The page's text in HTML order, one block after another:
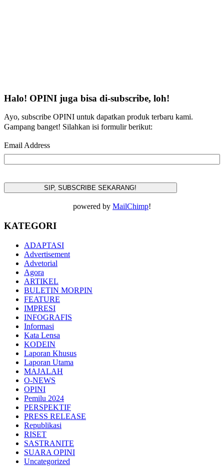
Halo! OPINI juga bisa di-subscribe, loh!
Ayo, subscribe OPINI untuk dapatkan produk terbaru kami.
Gampang banget! Silahkan isi formulir berikut:
Email Address
powered by MailChimp!
KATEGORI
ADAPTASI
Advertisement
Advetorial
Agora
ARTIKEL
BULETIN MORPIN
FEATURE
IMPRESI
INFOGRAFIS
Informasi
Kata Lensa
KODEIN
Laporan Khusus
Laporan Utama
MAJALAH
O-NEWS
OPINI
Pemilu 2024
PERSPEKTIF
PRESS RELEASE
Republikasi
RISET
SASTRANITE
SUARA OPINI
Uncategorized